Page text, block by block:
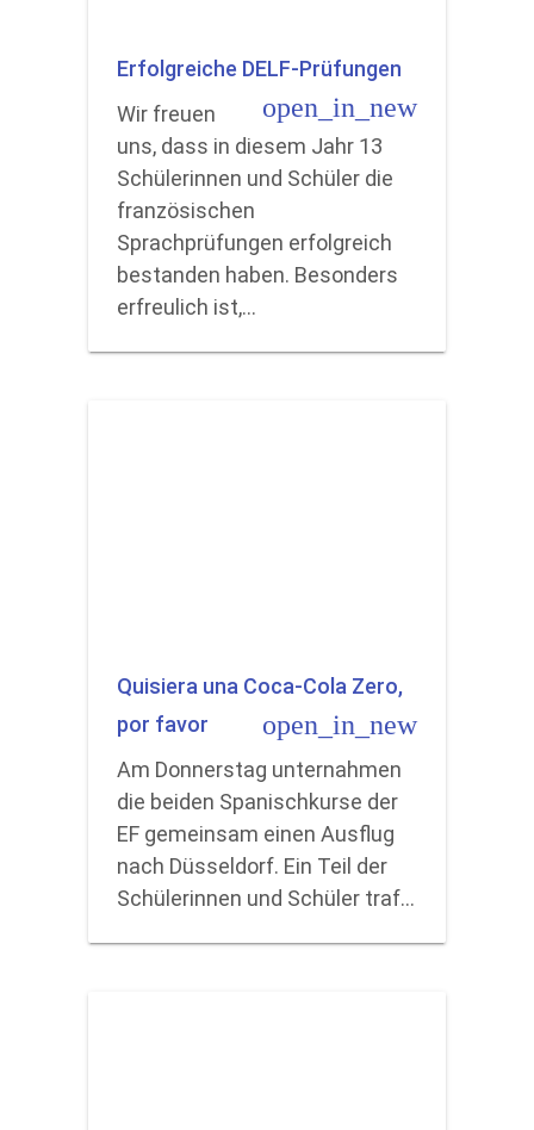
Erfolgreiche DELF-Prüfungen
open_in_new
Wir freuen
uns, dass in diesem Jahr 13
Schülerinnen und Schüler die
französischen
Sprachprüfungen erfolgreich
bestanden haben. Besonders
erfreulich ist,…
Quisiera una Coca-Cola Zero,
por favor
open_in_new
Am Donnerstag unternahmen
die beiden Spanischkurse der
EF gemeinsam einen Ausflug
nach Düsseldorf. Ein Teil der
Schülerinnen und Schüler traf…